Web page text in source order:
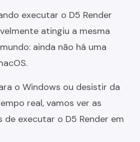
executar o D5 Render
atingiu a mesma
ainda não há uma
o Windows ou desistir da
real, vamos ver as
de executar o D5 Render em